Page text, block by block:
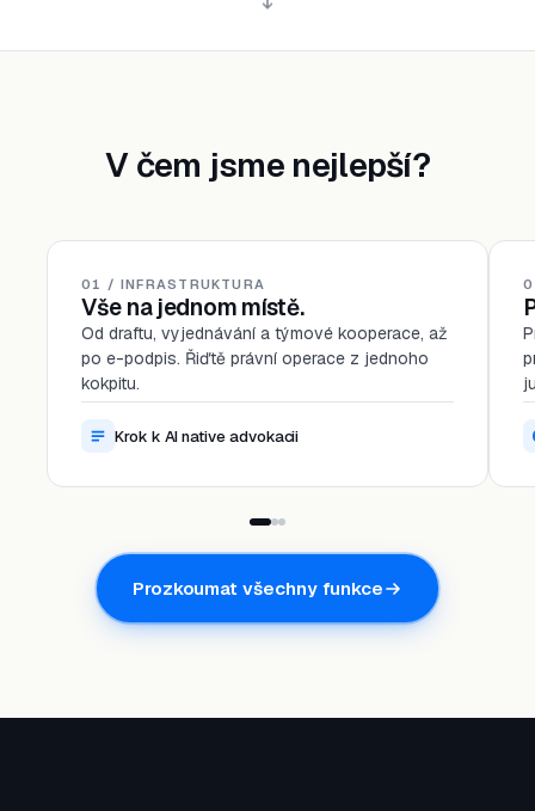
V čem jsme nejlepší?
01 / INFRASTRUKTURA
Vše na jednom místě.
Od draftu, vyjednávání a týmové kooperace, až
po e-podpis. Řiďtě právní operace z jednoho
kokpitu.
Krok k AI native advokacii
Prozkoumat všechny funkce